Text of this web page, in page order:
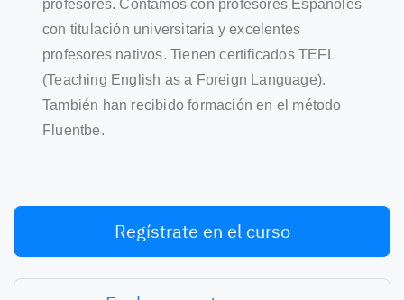
profesores. Contamos con profesores Españoles
con titulación universitaria y excelentes
profesores nativos. Tienen certificados TEFL
(Teaching English as a Foreign Language).
También han recibido formación en el método
Fluentbe.
Regístrate en el curso